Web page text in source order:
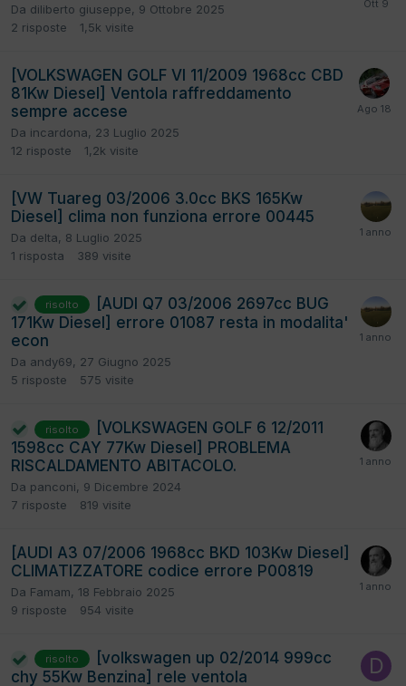
Da diliberto giuseppe, 9 Ottobre 2025
2 risposte 1,5k visite
[VOLKSWAGEN GOLF VI 11/2009 1968cc CBD
81Kw Diesel] Ventola raffreddamento
sempre accese
Da incardona, 23 Luglio 2025
12 risposte 1,2k visite
[VW Tuareg 03/2006 3.0cc BKS 165Kw
Diesel] clima non funziona errore 00445
Da delta, 8 Luglio 2025
1 risposta 389 visite
risolto
[AUDI Q7 03/2006 2697cc BUG
171Kw Diesel] errore 01087 resta in modalita'
econ
Da andy69, 27 Giugno 2025
5 risposte 575 visite
risolto
[VOLKSWAGEN GOLF 6 12/2011
1598cc CAY 77Kw Diesel] PROBLEMA
RISCALDAMENTO ABITACOLO.
Da panconi, 9 Dicembre 2024
7 risposte 819 visite
[AUDI A3 07/2006 1968cc BKD 103Kw Diesel]
CLIMATIZZATORE codice errore P00819
Da Famam, 18 Febbraio 2025
9 risposte 954 visite
risolto
[volkswagen up 02/2014 999cc
chy 55Kw Benzina] rele ventola